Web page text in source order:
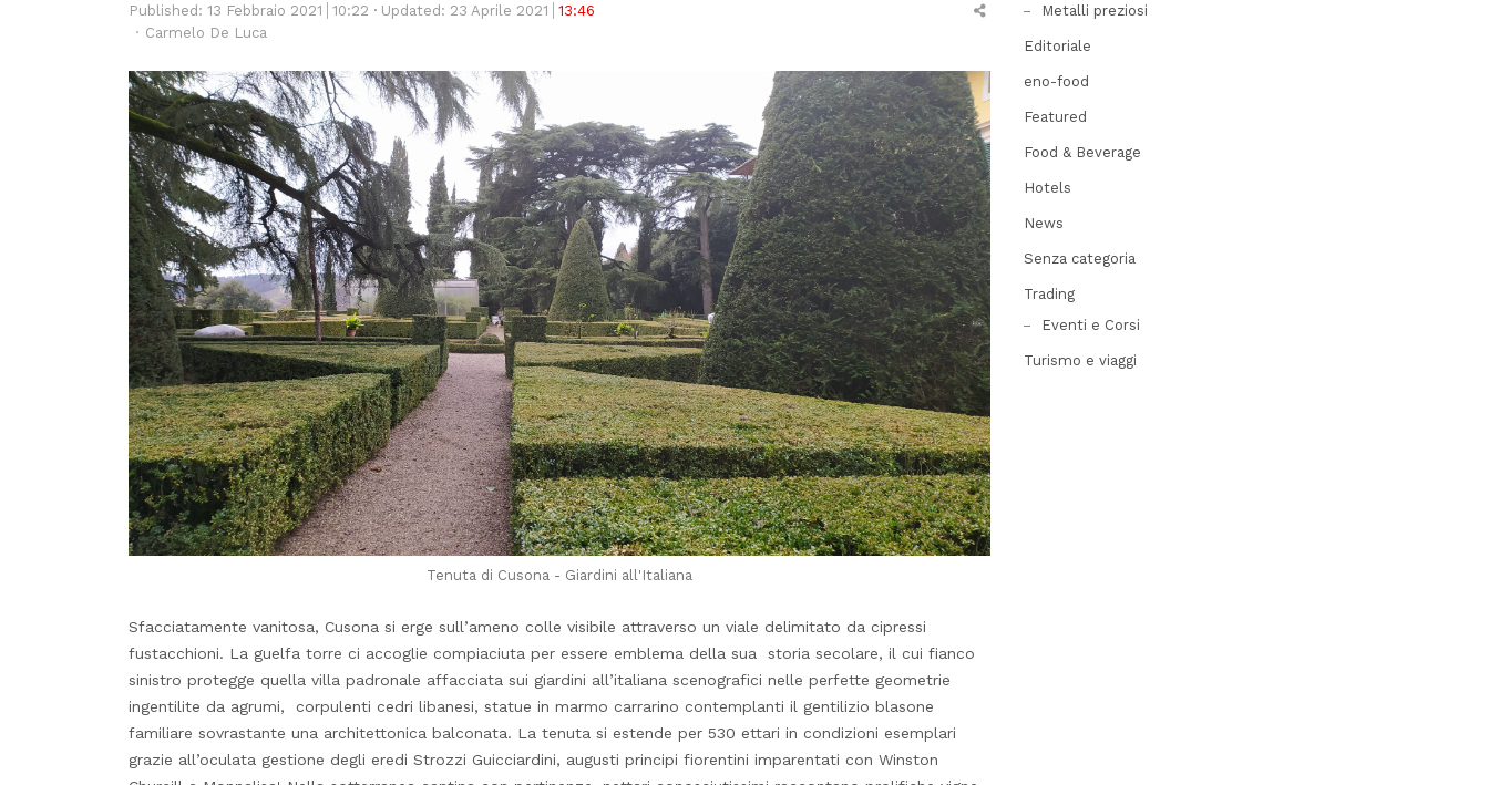
Published: 13 Febbraio 2021 10:22 Updated: 23 Aprile 2021
13:46
Author
Carmelo De Luca
Share
Tenuta di Cusona - Giardini all'Italiana
Sfacciatamente vanitosa, Cusona si erge sull’ameno colle visibile attraverso un viale delimitato da cipressi
fustacchioni. La guelfa torre ci accoglie compiaciuta per essere emblema della sua storia secolare, il cui fianco
sinistro protegge quella villa padronale affacciata sui giardini all’italiana scenografici nelle perfette geometrie
ingentilite da agrumi, corpulenti cedri libanesi, statue in marmo carrarino contemplanti il gentilizio blasone
familiare sovrastante una architettonica balconata. La tenuta si estende per 530 ettari in condizioni esemplari
grazie all’oculata gestione degli eredi Strozzi Guicciardini, augusti principi fiorentini imparentati con Winston
Metalli preziosi
Editoriale
eno-food
Featured
Food & Beverage
Hotels
News
Senza categoria
Trading
Eventi e Corsi
Turismo e viaggi